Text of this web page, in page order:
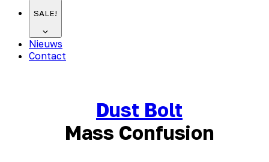
SALE!
Nieuws
Contact
Dust Bolt
Mass Confusion